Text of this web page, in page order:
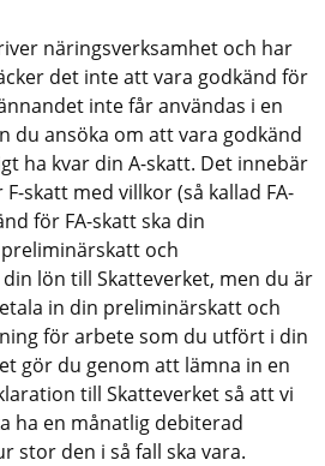
näringsverksamhet och har
det inte att vara godkänd för
inte får användas i en
du ansöka om att vara godkänd
ha kvar din A-skatt. Det innebär
skatt med villkor (så kallad FA-
för FA-skatt ska din
och
lön till Skatteverket, men du är
in din preliminärskatt och
för arbete som du utfört i din
gör du genom att lämna in en
till Skatteverket så att vi
ha en månatlig debiterad
stor den i så fall ska vara.